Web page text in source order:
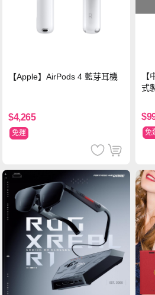
【Apple】AirPods 4 藍芽耳機
$4,265
免運
式
免